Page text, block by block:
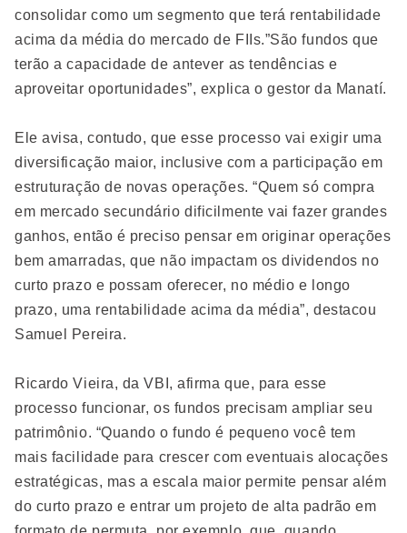
consolidar como um segmento que terá rentabilidade
acima da média do mercado de FIIs.”São fundos que
terão a capacidade de antever as tendências e
aproveitar oportunidades”, explica o gestor da Manatí.
Ele avisa, contudo, que esse processo vai exigir uma
diversificação maior, inclusive com a participação em
estruturação de novas operações. “Quem só compra
em mercado secundário dificilmente vai fazer grandes
ganhos, então é preciso pensar em originar operações
bem amarradas, que não impactam os dividendos no
curto prazo e possam oferecer, no médio e longo
prazo, uma rentabilidade acima da média”, destacou
Samuel Pereira.
Ricardo Vieira, da VBI, afirma que, para esse
processo funcionar, os fundos precisam ampliar seu
patrimônio. “Quando o fundo é pequeno você tem
mais facilidade para crescer com eventuais alocações
estratégicas, mas a escala maior permite pensar além
do curto prazo e entrar um projeto de alta padrão em